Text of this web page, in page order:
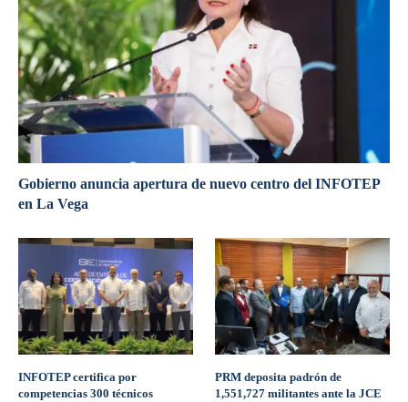
Gobierno anuncia apertura de nuevo centro del INFOTEP
en La Vega
INFOTEP certifica por
competencias 300 técnicos
PRM deposita padrón de
1,551,727 militantes ante la JCE